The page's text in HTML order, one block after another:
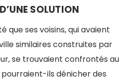
SOLUTION
que ses voisins, qui avaient
similaires construites par
se trouvaient confrontés au
ils dénicher des